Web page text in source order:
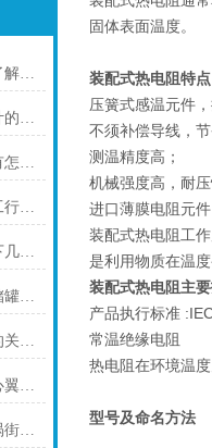
对于上海仪表音叉料位计你了解多少呢？
别错过！顶装式磁翻板液位计的适用版图，一文解锁核心场景
上海仪川射频导纳料位计具有怎样的特点呢？
上海仪川超声波液位计在化工行业中的应用优势
顶装式磁翻板液位计具备以下几大主要特点
上海仪川差压式液位计在存储罐液位测量的应用
安装仪川仪表液位变送器前的关键步骤，确保设备运行无忧！
双金属温度计的安装需要小心翼翼的！
从各个方面来探讨仪川仪表涡街流量计的技术特点
固体表面温度。
装配式热电阻特点
压簧式感温元件
不须补偿导线，
测温精度高；
机械强度高，耐
进口薄膜电阻元
装配式热电阻工
是利用物质在温
装配式热电阻 主
产品执行标准
常温绝缘电阻
热电阻在环境温
型号及命名方法